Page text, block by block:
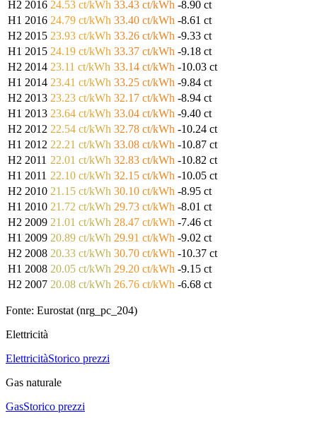
H2 2016 24.53 ct/kWh 33.43 ct/kWh -8.90 ct
H1 2016 24.79 ct/kWh 33.40 ct/kWh -8.61 ct
H2 2015 23.93 ct/kWh 33.26 ct/kWh -9.33 ct
H1 2015 24.19 ct/kWh 33.37 ct/kWh -9.18 ct
H2 2014 23.11 ct/kWh 33.14 ct/kWh -10.03 ct
H1 2014 23.41 ct/kWh 33.25 ct/kWh -9.84 ct
H2 2013 23.23 ct/kWh 32.17 ct/kWh -8.94 ct
H1 2013 23.64 ct/kWh 33.04 ct/kWh -9.40 ct
H2 2012 22.54 ct/kWh 32.78 ct/kWh -10.24 ct
H1 2012 22.21 ct/kWh 33.08 ct/kWh -10.87 ct
H2 2011 22.01 ct/kWh 32.83 ct/kWh -10.82 ct
H1 2011 22.10 ct/kWh 32.15 ct/kWh -10.05 ct
H2 2010 21.15 ct/kWh 30.10 ct/kWh -8.95 ct
H1 2010 21.72 ct/kWh 29.73 ct/kWh -8.01 ct
H2 2009 21.01 ct/kWh 28.47 ct/kWh -7.46 ct
H1 2009 20.89 ct/kWh 29.91 ct/kWh -9.02 ct
H2 2008 20.33 ct/kWh 30.70 ct/kWh -10.37 ct
H1 2008 20.05 ct/kWh 29.20 ct/kWh -9.15 ct
H2 2007 20.08 ct/kWh 26.76 ct/kWh -6.68 ct
Fonte: Eurostat (nrg_pc_204)
Elettricità
ElettricitàStorico prezzi
Gas naturale
GasStorico prezzi